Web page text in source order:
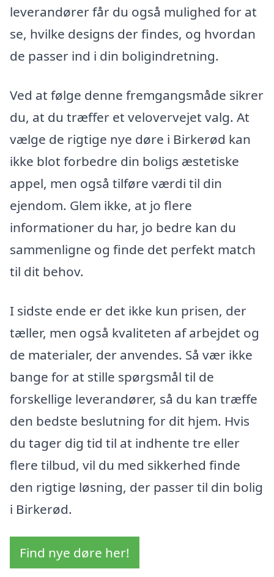
leverandører får du også mulighed for at
se, hvilke designs der findes, og hvordan
de passer ind i din boligindretning.
Ved at følge denne fremgangsmåde sikrer
du, at du træffer et velovervejet valg. At
vælge de rigtige nye døre i Birkerød kan
ikke blot forbedre din boligs æstetiske
appel, men også tilføre værdi til din
ejendom. Glem ikke, at jo flere
informationer du har, jo bedre kan du
sammenligne og finde det perfekt match
til dit behov.
I sidste ende er det ikke kun prisen, der
tæller, men også kvaliteten af arbejdet og
de materialer, der anvendes. Så vær ikke
bange for at stille spørgsmål til de
forskellige leverandører, så du kan træffe
den bedste beslutning for dit hjem. Hvis
du tager dig tid til at indhente tre eller
flere tilbud, vil du med sikkerhed finde
den rigtige løsning, der passer til din bolig
i Birkerød.
Find nye døre her!